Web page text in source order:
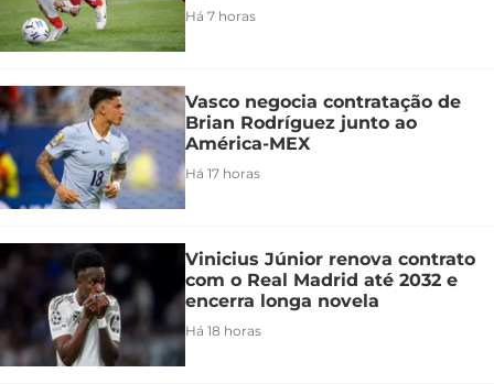
Há 7 horas
Vasco negocia contratação de
Brian Rodríguez junto ao
América-MEX
Há 17 horas
Vinicius Júnior renova contrato
com o Real Madrid até 2032 e
encerra longa novela
Há 18 horas